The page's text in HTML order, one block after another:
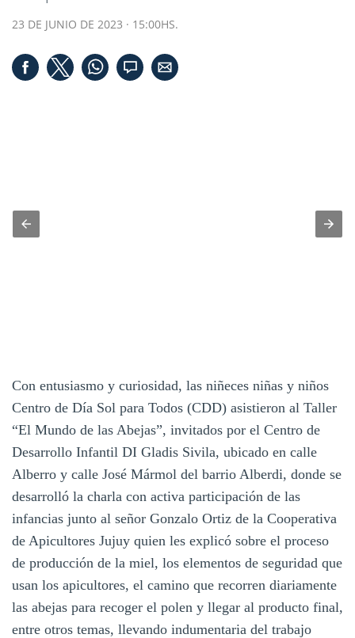
23 DE JUNIO DE 2023 · 15:00HS.
Con entusiasmo y curiosidad, las niñeces niñas y niños
Centro de Día Sol para Todos (CDD) asistieron al Taller
“El Mundo de las Abejas”, invitados por el Centro de
Desarrollo Infantil DI Gladis Sivila, ubicado en calle
Alberro y calle José Mármol del barrio Alberdi, donde se
desarrolló la charla con activa participación de las
infancias junto al señor Gonzalo Ortiz de la Cooperativa
de Apicultores Jujuy quien les explicó sobre el proceso
de producción de la miel, los elementos de seguridad que
usan los apicultores, el camino que recorren diariamente
las abejas para recoger el polen y llegar al producto final,
entre otros temas, llevando indumentaria del trabajo